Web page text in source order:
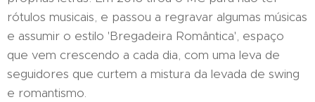
rótulos musicais, e passou a regravar algumas músicas
e assumir o estilo 'Bregadeira Romântica', espaço
que vem crescendo a cada dia, com uma leva de
seguidores que curtem a mistura da levada de swing
e romantismo.